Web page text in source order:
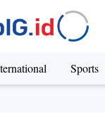
Sports